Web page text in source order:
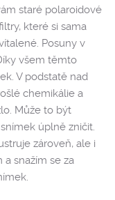
staré polaroidové
které si sama
Posuny v
všem těmto
V podstatě nad
chemikálie a
Může to být
úplně zničit.
zároveň, ale i
snažím se za